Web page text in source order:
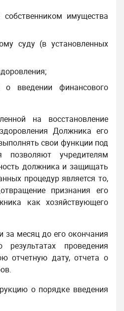
имущества
суду (в установленных
введении финансового
на восстановление
Должника его
свои функции под
позволяют учредителям
должника и защищать
процедур является то,
признания его
как хозяйствующего
за месяц до его окончания
проведения
отчетную дату, отчета о
о порядке введения